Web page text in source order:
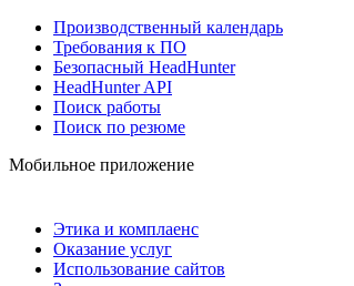
Производственный календарь
Требования к ПО
Безопасный HeadHunter
HeadHunter API
Поиск работы
Поиск по резюме
Мобильное приложение
Этика и комплаенс
Оказание услуг
Использование сайтов